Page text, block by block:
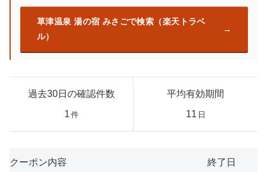
草津温泉 湯の宿 みさごで検索（楽天トラベ
ル）
過去30日の確認件数
1 件
平均有効期間
11 日
クーポン内容 終了日